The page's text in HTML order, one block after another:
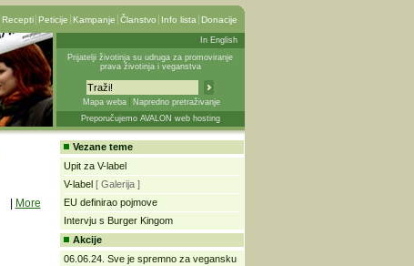
Recepti Peticije Kampanje Članstvo Info lista Donacije
In English
Prijatelji životinja su udruga za promoviranje
prava životinja i veganstva
Mapa weba
Napredno pretraživanje
Preporučujemo AVALON web hosting
More
Vezane teme
Upit za V-label
V-label [ Galerija ]
EU definirao pojmove
Intervju s Burger Kingom
Akcije
06.06.24. Sve je spremno za vegansku